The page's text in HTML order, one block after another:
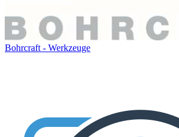
Bohrcraft - Werkzeuge